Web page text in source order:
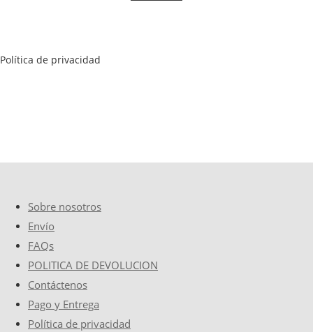
Política de privacidad
Sobre nosotros
Envío
FAQs
POLITICA DE DEVOLUCION
Contáctenos
Pago y Entrega
Política de privacidad